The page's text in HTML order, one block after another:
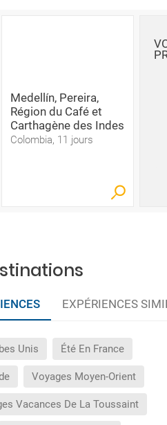
Medellín, Pereira,
Région du Café et
Carthagène des Indes
Colombia, 11 jours
EXPÉRIENCES
Unis Été En France
Voyages Moyen-Orient
Vacances De La Toussaint